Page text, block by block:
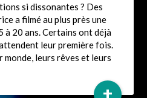
si dissonantes ? Des
a filmé au plus près une
à 20 ans. Certains ont déjà
leur première fois.
monde, leurs rêves et leurs
+